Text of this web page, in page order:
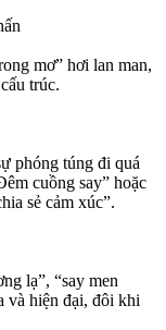
mơ” hơi lan man,
trúc.
phóng túng đi quá
cuồng say” hoặc
sẻ cảm xúc”.
lạ”, “say men
và hiện đại, đôi khi